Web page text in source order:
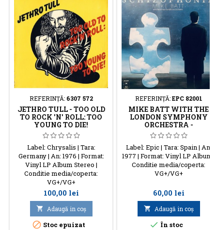
REFERINŢĂ: 6307 572
JETHRO TULL - TOO OLD
TO ROCK 'N' ROLL: TOO
YOUNG TO DIE!
Label: Chrysalis | Tara:
Germany | An: 1976 | Format:
Vinyl LP Album Stereo |
Conditie media/coperta:
VG+/VG+
Preţ
100,00 lei
 Adaugă in coş
 Stoc epuizat
REFERINŢĂ:EPC 82001
MIKE BATT WITH THE
LONDON SYMPHONY
ORCHESTRA -
SCHIZOPHONIA
Label: Epic | Tara: Spain | An:
1977 | Format: Vinyl LP Album |
Conditie media/coperta:
VG+/VG+
Preţ
60,00 lei
 Adaugă in coş
 În stoc